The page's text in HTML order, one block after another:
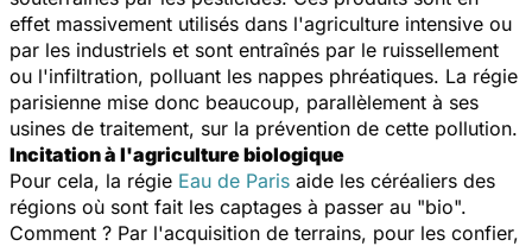
effet massivement utilisés dans l'agriculture intensive ou
par les industriels et sont entraînés par le ruissellement
ou l'infiltration, polluant les nappes phréatiques. La régie
parisienne mise donc beaucoup, parallèlement à ses
usines de traitement, sur la prévention de cette pollution.
Incitation à l'agriculture biologique
Pour cela, la régie Eau de Paris aide les céréaliers des
régions où sont fait les captages à passer au "bio".
Comment ? Par l'acquisition de terrains, pour les confier,